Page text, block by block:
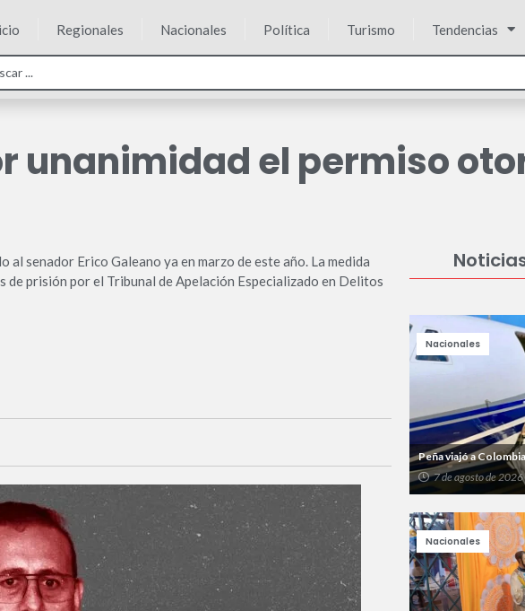
Regionales Nacionales Política Turismo Tendencias
unanimidad el permiso
senador Erico Galeano ya en marzo de este año. La medida
de prisión por el Tribunal de Apelación Especializado en Delitos
Peña viajó a
7 de agosto de 2026
Nacionales
Nacionales